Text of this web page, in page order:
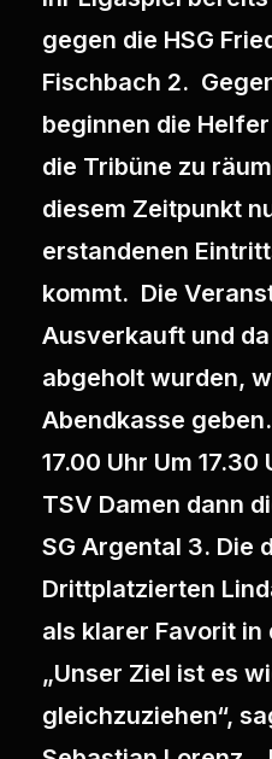
gegen die HSG
Fischbach 2.
beginnen die
die Tribüne zu
diesem Zeitpunkt
erstandenen
kommt. Die
Ausverkauft und
abgeholt wurden,
Abendkasse
17.00 Uhr Um
TSV Damen dann
SG Argental 3. Die
Drittplatzierten
als klarer Favorit in
„Unser Ziel ist es
gleichzuziehen“,